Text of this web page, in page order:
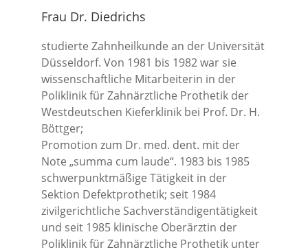
Frau Dr. Diedrichs
studierte Zahnheilkunde an der Universität
Düsseldorf. Von 1981 bis 1982 war sie
wissenschaftliche Mitarbeiterin in der
Poliklinik für Zahnärztliche Prothetik der
Westdeutschen Kieferklinik bei Prof. Dr. H.
Böttger;
Promotion zum Dr. med. dent. mit der
Note „summa cum laude“. 1983 bis 1985
schwerpunktmäßige Tätigkeit in der
Sektion Defektprothetik; seit 1984
zivilgerichtliche Sachverständigentätigkeit
und seit 1985 klinische Oberärztin der
Poliklinik für Zahnärztliche Prothetik unter